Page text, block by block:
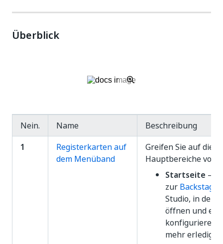
Überblick
Nein. Name
Beschreibung
1
Registerkarten auf
dem Menüband
Greifen Sie auf die
Hauptbereiche von
Startseite –
zur
Studio, in der
öffnen und
konfigurieren
mehr